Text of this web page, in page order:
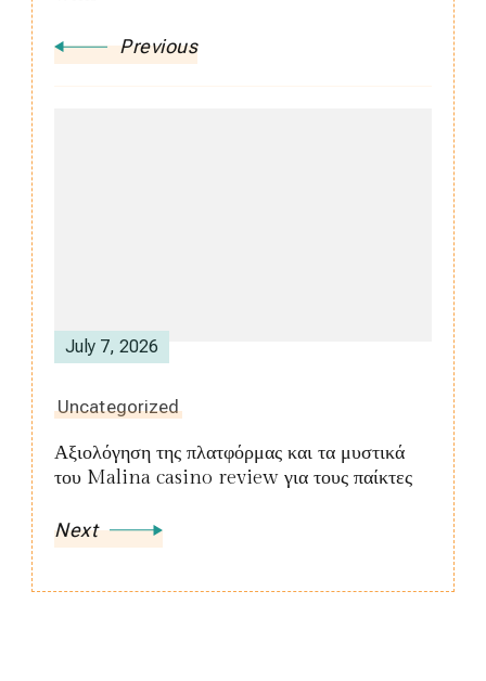
Previous
July 7, 2026
Uncategorized
Αξιολόγηση της πλατφόρμας και τα μυστικά
του Malina casino review για τους παίκτες
Next